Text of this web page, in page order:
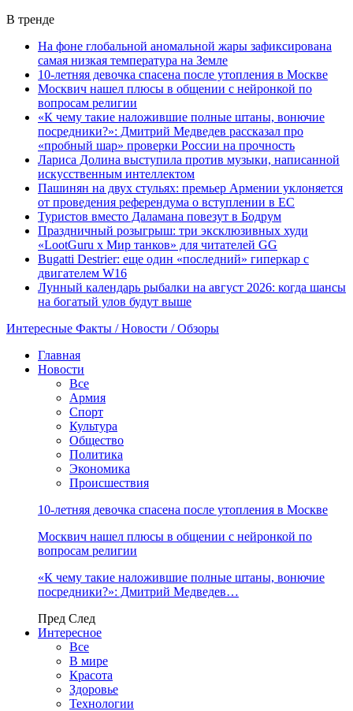
В тренде
На фоне глобальной аномальной жары зафиксирована
самая низкая температура на Земле
10-летняя девочка спасена после утопления в Москве
Москвич нашел плюсы в общении с нейронкой по
вопросам религии
«К чему такие наложившие полные штаны, вонючие
посредники?»: Дмитрий Медведев рассказал про
«пробный шар» проверки России на прочность
Лариса Долина выступила против музыки, написанной
искусственным интеллектом
Пашинян на двух стульях: премьер Армении уклоняется
от проведения референдума о вступлении в ЕС
Туристов вместо Даламана повезут в Бодрум
Праздничный розыгрыш: три эксклюзивных худи
«LootGuru х Мир танков» для читателей GG
Bugatti Destrier: еще один «последний» гиперкар с
двигателем W16
Лунный календарь рыбалки на август 2026: когда шансы
на богатый улов будут выше
Интересные Факты / Новости / Обзоры
Главная
Новости
Все
Армия
Спорт
Культура
Общество
Политика
Экономика
Происшествия
10-летняя девочка спасена после утопления в Москве
Москвич нашел плюсы в общении с нейронкой по
вопросам религии
«К чему такие наложившие полные штаны, вонючие
посредники?»: Дмитрий Медведев…
Пред След
Интересное
Все
В мире
Красота
Здоровье
Технологии